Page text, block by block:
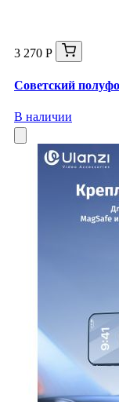
3 270 Р
Советский
В наличии